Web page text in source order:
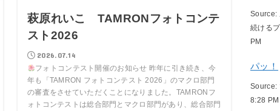
萩原れいこ TAMRONフォトコンテ
スト2026
2026.07.14
フォトコンテスト開催のお知らせ 昨年に引き続き、今
年も「TAMRON フォトコンテスト 2026」のマクロ部門
の審査をさせていただくことになりました。TAMRONフ
ォトコンテストは総合部門とマクロ部門があり、総合部門
Source:
続ける
PM
パッ！
Source:
8:28 PM